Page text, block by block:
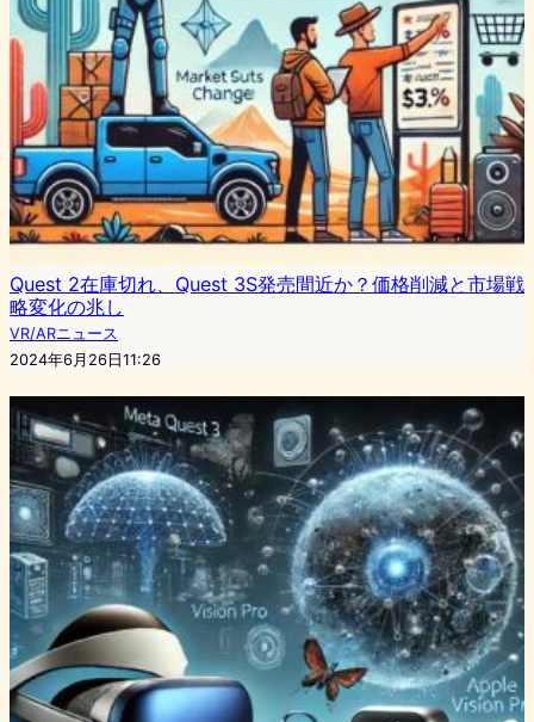
Quest 2在庫切れ、Quest 3S発売間近か？価格削減と市場戦
略変化の兆し
VR/ARニュース
2024年6月26日11:26